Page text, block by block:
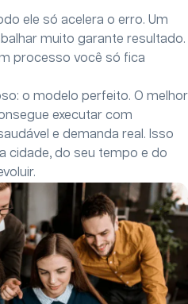
ele só acelera o erro. Um
muito garante resultado.
processo você só fica
o modelo perfeito. O melhor
executar com
e demanda real. Isso
cidade, do seu tempo e do